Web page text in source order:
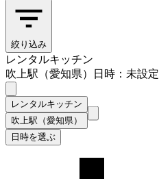
絞り込み
レンタルキッチン
吹上駅（愛知県）
日時：未設定
レンタルキッチン
吹上駅（愛知県）
日時を選ぶ